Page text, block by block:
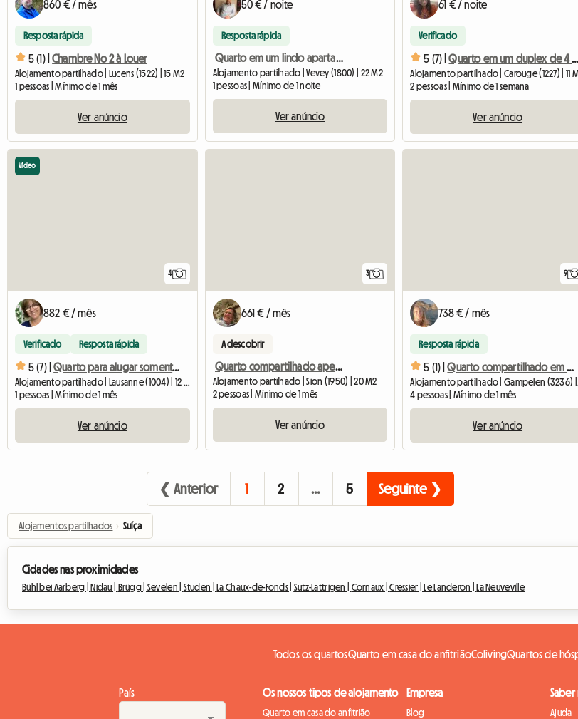
860 € / mês
Resposta rápida
5 (1) | Chambre No 2 à Louer
Alojamento partilhado | Lucens (1522) | 15 M2
1 pessoas | Mínimo de 1 mês
Ver anúncio
50 € / noite
Resposta rápida
Quarto em um lindo apartamento duplex mobiliado – centro de Vevey
Alojamento partilhado | Vevey (1800) | 22 M2
1 pessoas | Mínimo de 1 noite
Ver anúncio
61 € / noite
Verificado
5 (7) | Quarto em um duplex de 4 quartos
Alojamento partilhado | Carouge (1227) | 11
2 pessoas | Mínimo de 1 semana
Ver anúncio
4
Vídeo
882 € / mês
Verificado Resposta rápida
5 (7) | Quarto para alugar somente para mulheres em Lausanne
Alojamento partilhado | Lausanne (1004) | 12 M2
1 pessoas | Mínimo de 1 mês
Ver anúncio
3
661 € / mês
A descobrir
Quarto compartilhado apenas para mulheres
Alojamento partilhado | Sion (1950) | 20 M2
2 pessoas | Mínimo de 1 mês
Ver anúncio
9
738 € / mês
Resposta rápida
5 (1) | Quarto compartilhado em uma casa independente e tranquila com jardim.
4 pessoas | Mínimo de 1 mês
Ver anúncio
❮ Anterior 1 2 … 5 Seguinte ❯
Alojamentos partilhados › Suíça
Cidades nas proximidades
Bühl bei Aarberg | Nidau | Brügg | Sevelen | Studen | La Chaux-de-Fonds | Sutz-Lattrigen | Cornaux |Cressier | Le Landeron | La Neuveville
Todos os quartosQuarto em casa do anfitriãoColivingQuartos de
País Os nossos tipos de alojamento
Quarto em casa do anfitrião
Empresa
Blog
Saber
Ajuda